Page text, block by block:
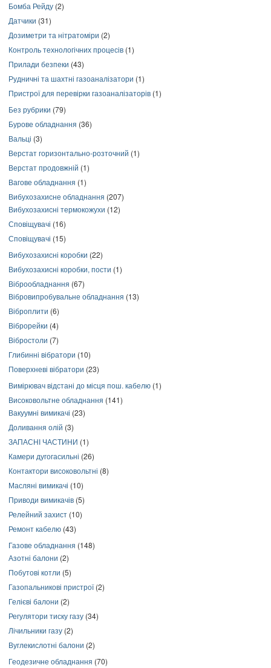
Бомба Рейду (2)
Датчики (31)
Дозиметри та нітратоміри (2)
Контроль технологічних процесів (1)
Прилади безпеки (43)
Рудничні та шахтні газоаналізатори (1)
Пристрої для перевірки газоаналізаторів (1)
Без рубрики (79)
Бурове обладнання (36)
Вальці (3)
Верстат горизонтально-розточний (1)
Верстат продовжній (1)
Вагове обладнання (1)
Вибухозахисне обладнання (207)
Вибухозахисні термокожухи (12)
Сповіщувачі (16)
Сповіщувачі (15)
Вибухозахисні коробки (22)
Вибухозахисні коробки, пости (1)
Віброобладнання (67)
Вібровипробувальне обладнання (13)
Віброплити (6)
Віброрейки (4)
Вібростоли (7)
Глибинні вібратори (10)
Поверхневі вібратори (23)
Вимірювач відстані до місця пош. кабелю (1)
Високовольтне обладнання (141)
Вакуумні вимикачі (23)
Доливання олій (3)
ЗАПАСНІ ЧАСТИНИ (1)
Камери дугогасильні (26)
Контактори високовольтні (8)
Масляні вимикачі (10)
Приводи вимикачів (5)
Релейний захист (10)
Ремонт кабелю (43)
Газове обладнання (148)
Азотні балони (2)
Побутові котли (5)
Газопальникові пристрої(2)
Гелієві балони (2)
Регулятори тиску газу (34)
Лічильники газу (2)
Вуглекислотні балони (2)
Геодезичне обладнання (70)